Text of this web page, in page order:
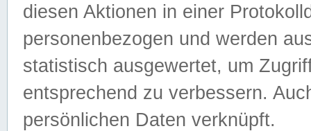
diesen Aktionen in einer
personenbezogen und werden
statistisch ausgewertet, um
entsprechend zu verbessern.
persönlichen Daten verknüpft.